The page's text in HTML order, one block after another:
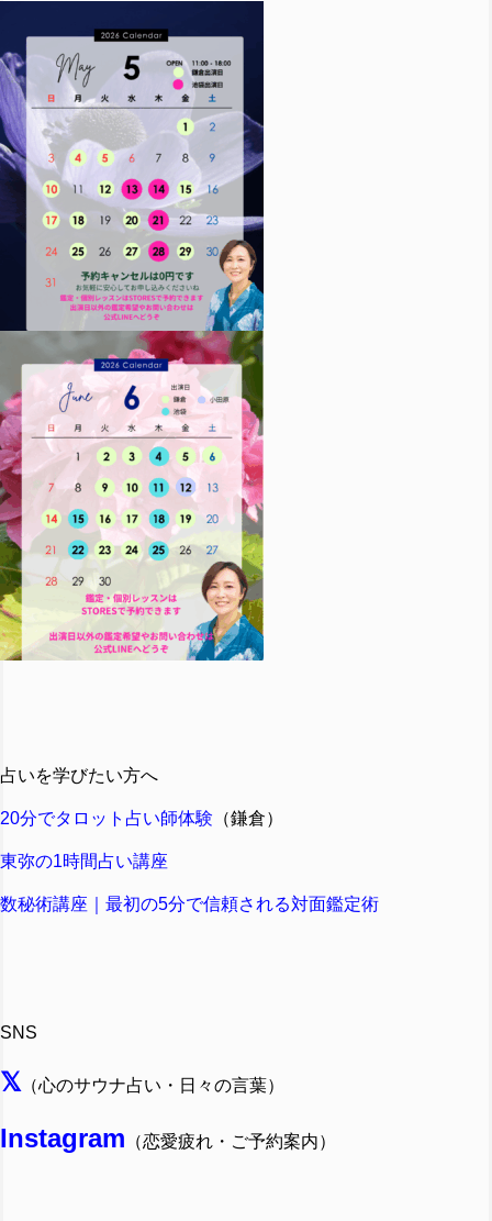
占いを学びたい方へ
20分でタロット占い師体験 （鎌倉）
東弥の1時間占い講座
数秘術講座｜最初の5分で信頼される対面鑑定術
SNS
𝕏 （心のサウナ占い・日々の言葉）
Instagram （恋愛疲れ・ご予約案内）